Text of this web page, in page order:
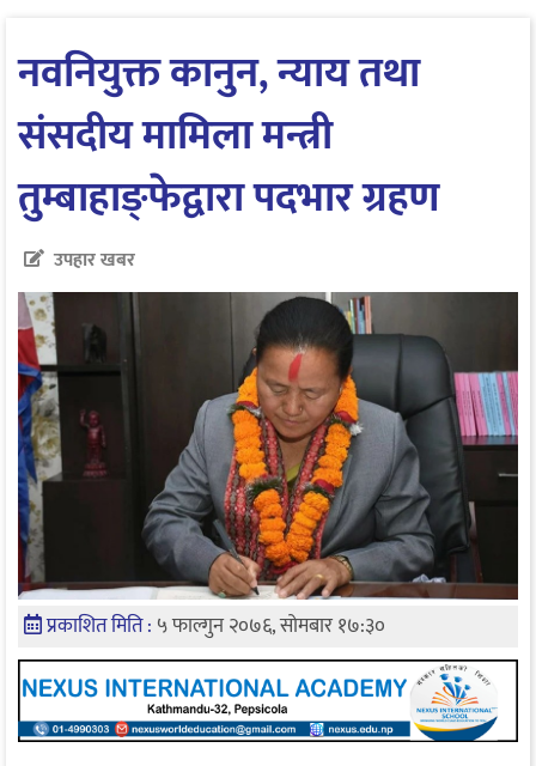
नवनियुक्त कानुन, न्याय तथा
संसदीय मामिला मन्त्री
तुम्बाहाङ्फेद्वारा पदभार ग्रहण
उपहार खबर
प्रकाशित मिति : ५ फाल्गुन २०७६, सोमबार १७:३०